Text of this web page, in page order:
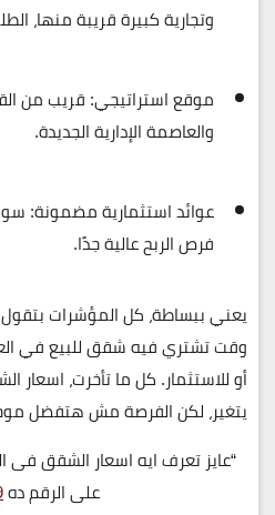
وتجارية كبيرة قريبة منها،
موقع استراتيجي: قريب من
والعاصمة الإدارية الجديدة.
عوائد استثمارية مضمونة:
فرص الربح عالية جدًا.
يعني ببساطة، كل المؤشرات
وقت تشتري فيه شقق للبيع في
أو للاستثمار. كل ما تأخرت،
يتغير، لكن الفرصة مش هتفضل
“عايز تعرف ايه اسعار الشقق فى
على الرقم ده